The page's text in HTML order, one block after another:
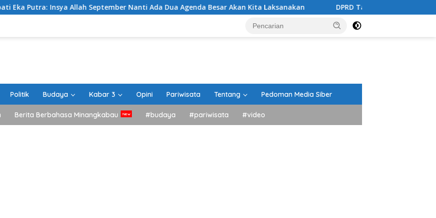
Allah September Nanti Ada Dua Agenda Besar Akan Kita Laksanakan DPRD Tanah Datar Gelar Paripurna
Politik Budaya Kabar 3 Opini Pariwisata Tentang Pedoman Media Siber
Berita Berbahasa Minangkabau #budaya #pariwisata #video